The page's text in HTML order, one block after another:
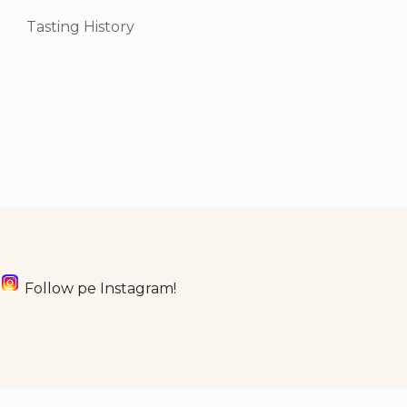
Tasting History
Youtube
Follow pe Instagram!